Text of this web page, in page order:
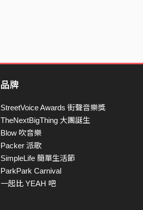
品牌
StreetVoice Awards 街聲音樂獎
TheNextBigThing 大團誕生
Blow 吹音樂
Packer 派歌
SimpleLife 簡單生活節
ParkPark Carnival
一起比 YEAH 吧